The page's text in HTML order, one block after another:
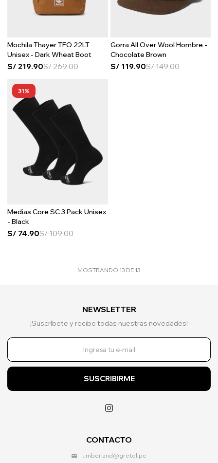
Mochila Thayer TFO 22LT
Unisex - Dark Wheat Boot
S/ 219.90S/269.00
Gorra All Over Wool Hombre -
Chocolate Brown
S/ 119.90S/149.00
31
Medias Core SC 3 Pack Unisex
- Black
S/ 74.90S/109.00
MOSTRANDO 13 DE 13
CONTACTO
timberland@gretel.pe
NEWSLETTER
¡Suscríbete y recibe todas nuestras novedades!
SUSCRIBIRME
